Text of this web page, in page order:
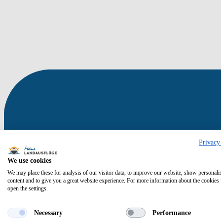
We use cookies
We may place these for analysis of our visitor data, to improve our website, show
content and to give you a great website experience. For more information about the cookies
open the settings.
Necessary Performance